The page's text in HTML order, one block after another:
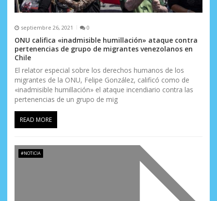
septiembre 26, 2021 0
ONU califica «inadmisible humillación» ataque contra
pertenencias de grupo de migrantes venezolanos en
Chile
El relator especial sobre los derechos humanos de los
migrantes de la ONU, Felipe González, calificó como de
«inadmisible humillación» el ataque incendiario contra las
pertenencias de un grupo de mig
READ MORE
#NOTICIA